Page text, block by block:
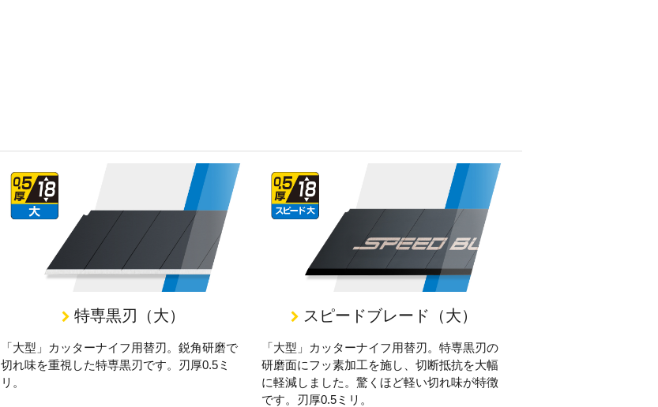
特専黒刃（大）
「大型」カッターナイフ用替刃。鋭角研磨で
切れ味を重視した特専黒刃です。刃厚0.5ミ
リ。
スピードブレード（大）
「大型」カッターナイフ用替刃。特専黒刃の
研磨面にフッ素加工を施し、切断抵抗を大幅
に軽減しました。驚くほど軽い切れ味が特徴
です。刃厚0.5ミリ。